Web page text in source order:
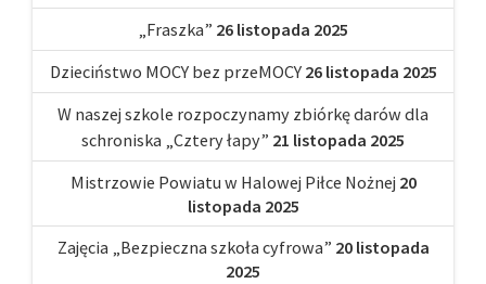
„Fraszka” 26 listopada 2025
Dzieciństwo MOCY bez przeMOCY 26 listopada 2025
W naszej szkole rozpoczynamy zbiórkę darów dla
schroniska „Cztery łapy” 21 listopada 2025
Mistrzowie Powiatu w Halowej Piłce Nożnej 20
listopada 2025
Zajęcia „Bezpieczna szkoła cyfrowa” 20 listopada
2025